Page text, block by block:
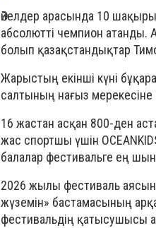
Әйелдер арасында 10
абсолютті чемпион атанды.
болып қазақстандықтар
Жарыстың екінші күні
салтының нағыз
16 жастан асқан 800-ден
жас спортшы үшін
балалар фестивальге ең
2026 жылы фестиваль
жүземін» бастамасының
фестивальдің қатысушысы